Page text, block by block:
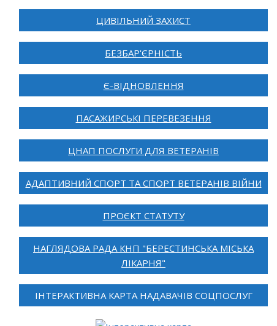
ЦИВІЛЬНИЙ ЗАХИСТ
БЕЗБАР'ЄРНІСТЬ
Є-ВІДНОВЛЕННЯ
ПАСАЖИРСЬКІ ПЕРЕВЕЗЕННЯ
ЦНАП ПОСЛУГИ ДЛЯ ВЕТЕРАНІВ
АДАПТИВНИЙ СПОРТ ТА СПОРТ ВЕТЕРАНІВ ВІЙНИ
ПРОЄКТ СТАТУТУ
НАГЛЯДОВА РАДА КНП "БЕРЕСТИНСЬКА МІСЬКА
ЛІКАРНЯ"
ІНТЕРАКТИВНА КАРТА НАДАВАЧІВ СОЦПОСЛУГ